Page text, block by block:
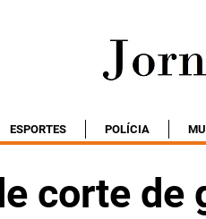
ESPORTES POLÍCIA
corte de